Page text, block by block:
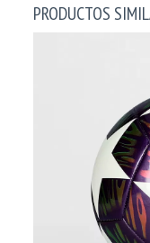
PRODUCTOS